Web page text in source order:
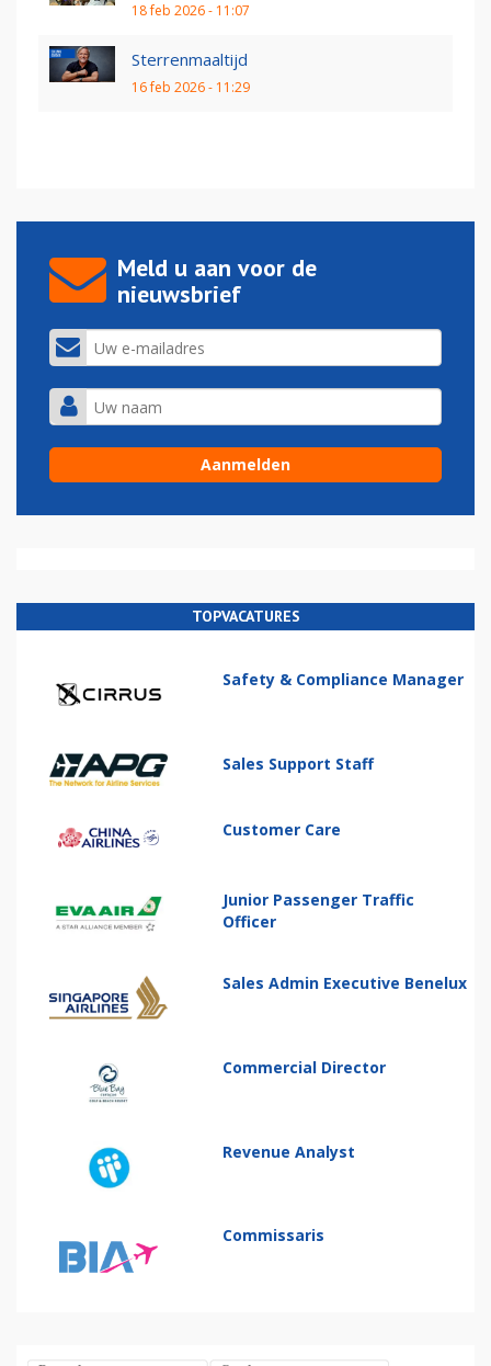
18 feb 2026 - 11:07
Sterrenmaaltijd
16 feb 2026 - 11:29
Meld u aan voor de
nieuwsbrief
TOPVACATURES
Safety & Compliance Manager
Sales Support Staff
Customer Care
Junior Passenger Traffic
Officer
Sales Admin Executive Benelux
Commercial Director
Revenue Analyst
Commissaris